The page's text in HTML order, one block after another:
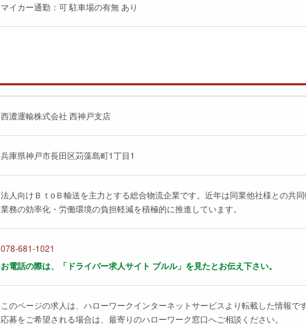
マイカー通勤：可 駐車場の有無 あり
西濃運輸株式会社 西神戸支店
兵庫県神戸市長田区苅藻島町1丁目1
法人向けＢｔоＢ輸送を主力とする総合物流企業です。近年は同業他社様との共同
業務の効率化・労働環境の負担軽減を積極的に推進しています。
078-681-1021
お電話の際は、「ドライバー求人サイト ブルル」を見たとお伝え下さい。
このページの求人は、ハローワークインターネットサービスより転載した情報です
応募をご希望される場合は、最寄りのハローワーク窓口へご相談ください。